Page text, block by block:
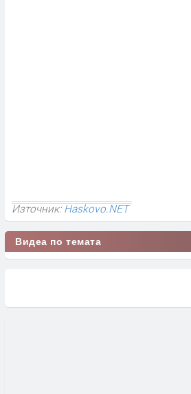
Източник:Haskovo.NET
Видеа по темата